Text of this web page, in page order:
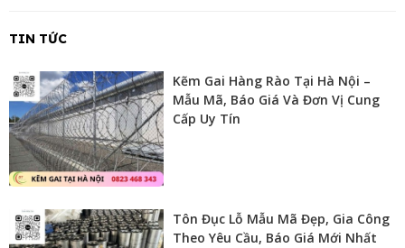
TIN TỨC
Kẽm Gai Hàng Rào Tại Hà Nội –
Mẫu Mã, Báo Giá Và Đơn Vị Cung
Cấp Uy Tín
Tôn Đục Lỗ Mẫu Mã Đẹp, Gia Công
Theo Yêu Cầu, Báo Giá Mới Nhất